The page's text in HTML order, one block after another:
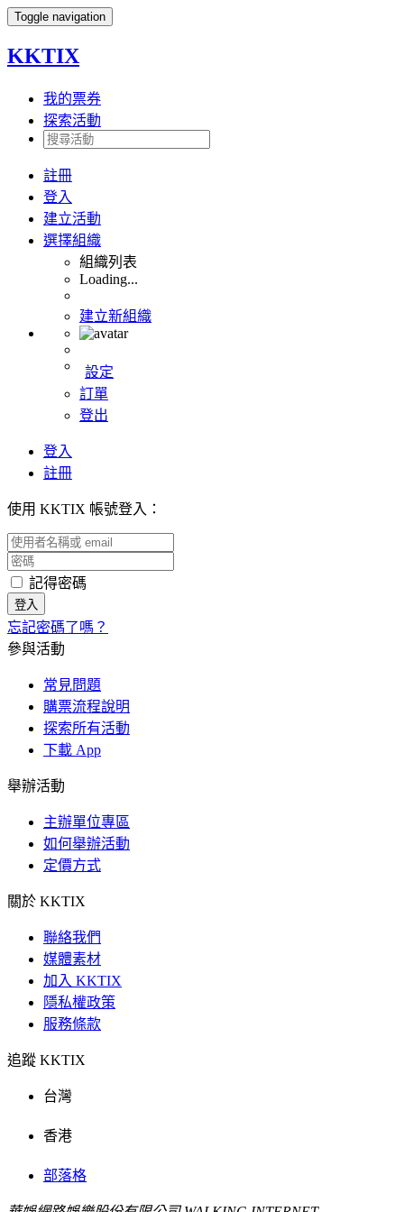
Toggle navigation
KKTIX
我的票券
探索活動
註冊
登入
建立活動
選擇組織
組織列表
Loading...
建立新組織
設定
訂單
登出
登入
註冊
使用 KKTIX 帳號登入：
記得密碼
忘記密碼了嗎？
參與活動
常見問題
購票流程說明
探索所有活動
下載 App
舉辦活動
主辦單位專區
如何舉辦活動
定價方式
關於 KKTIX
聯絡我們
媒體素材
加入 KKTIX
隱私權政策
服務條款
追蹤 KKTIX
台灣
香港
部落格